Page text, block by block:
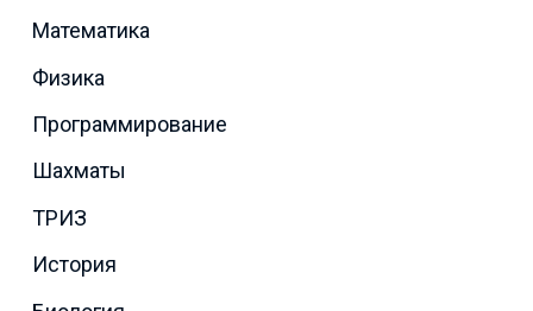
Математика
Физика
Программирование
Шахматы
ТРИЗ
История